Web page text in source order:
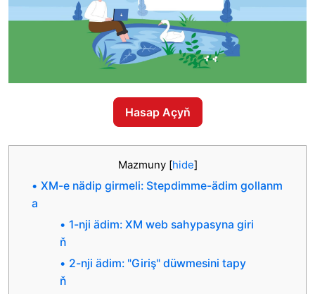
Hasap Açyň
Mazmuny [hide]
XM-e nädip girmeli: Stepdimme-ädim gollanm
a
1-nji ädim: XM web sahypasyna giri
ň
2-nji ädim: "Giriş" düwmesini tapy
ň